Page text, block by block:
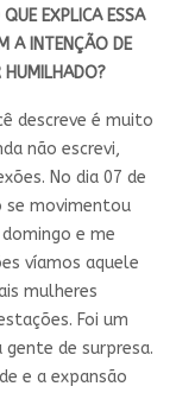
EXPLICA ESSA
A INTENÇÃO DE
HUMILHADO?
descreve é muito
não escrevi,
No dia 07 de
se movimentou
domingo e me
víamos aquele
mulheres
Foi um
de surpresa.
e a expansão